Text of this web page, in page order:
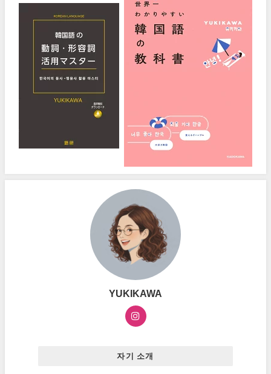
YUKIKAWA
자기 소개